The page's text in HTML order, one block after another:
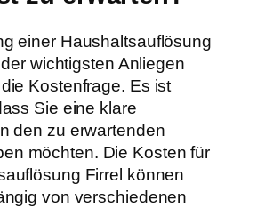
einer Haushaltsauflösung
wichtigsten Anliegen
Kostenfrage. Es ist
Sie eine klare
den zu erwartenden
möchten. Die Kosten für
Firrel können
von verschiedenen